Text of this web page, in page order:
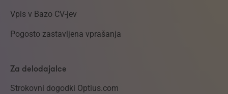
Vpis v Bazo CV-jev
Pogosto zastavljena vprašanja
Za delodajalce
Strokovni dogodki Optius.com